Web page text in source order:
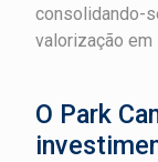
consolidando-
valorização em
O Park